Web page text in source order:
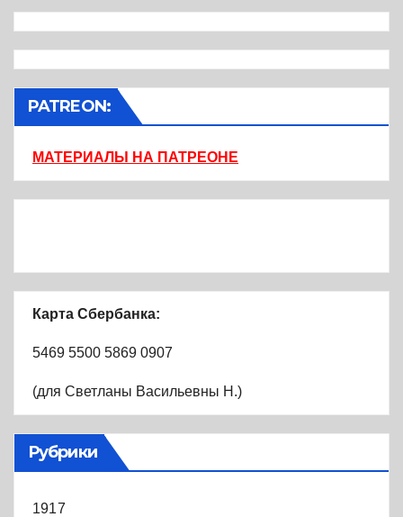
PATREON:
МАТЕРИАЛЫ НА ПАТРЕОНЕ
Карта Сбербанка:
5469 5500 5869 0907
(для Светланы Васильевны Н.)
Рубрики
1917